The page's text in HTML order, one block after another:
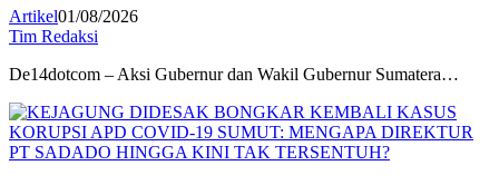
Artikel01/08/2026
Tim Redaksi
De14dotcom – Aksi Gubernur dan Wakil Gubernur Sumatera…